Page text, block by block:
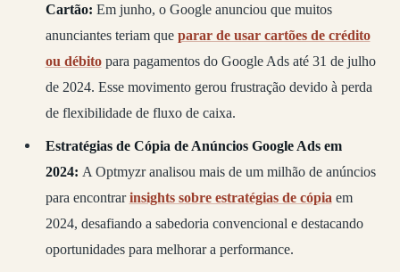
Cartão: Em junho, o Google anunciou que muitos
anunciantes teriam que parar de usar cartões de crédito
ou débitopara pagamentos do Google Ads até 31 de julho
de 2024. Esse movimento gerou frustração devido à perda
de flexibilidade de fluxo de caixa.
Estratégias de Cópia de Anúncios Google Ads em
2024: A Optmyzr analisou mais de um milhão de anúncios
para encontrarinsights sobre estratégias de cópiaem
2024, desafiando a sabedoria convencional e destacando
oportunidades para melhorar a performance.